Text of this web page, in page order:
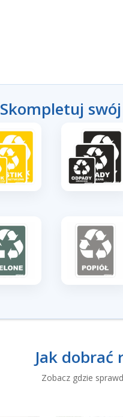
Skompletuj
Jak dobrać
Zobacz gdzie